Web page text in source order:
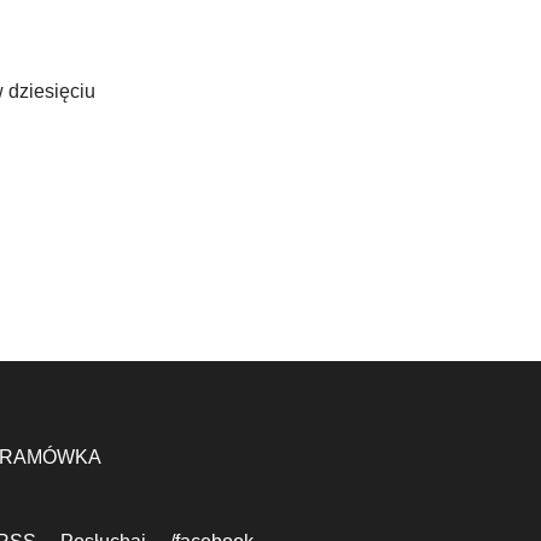
dziesięciu
RAMÓWKA